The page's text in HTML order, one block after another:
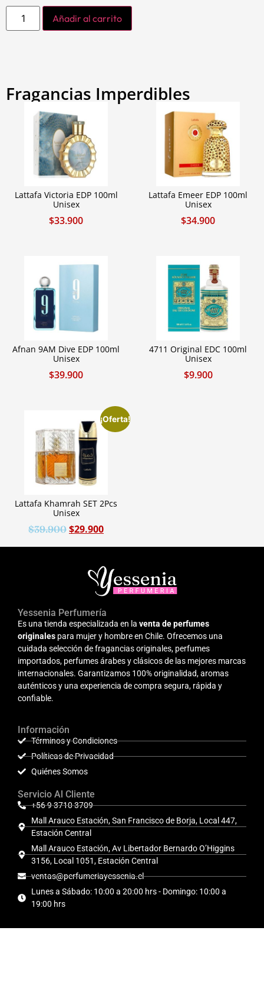
Añadir al carrito
Fragancias Imperdibles
Lattafa Victoria EDP 100ml
Unisex
$33.900
Lattafa Emeer EDP 100ml
Unisex
$34.900
Afnan 9AM Dive EDP 100ml
Unisex
$39.900
4711 Original EDC 100ml
Unisex
$9.900
¡Oferta!
Lattafa Khamrah SET 2Pcs
Unisex
$39.900 $29.900
Yessenia Perfumería
Es una tienda especializada en la venta de perfumes
originales para mujer y hombre en Chile. Ofrecemos una
cuidada selección de fragancias originales, perfumes
importados, perfumes árabes y clásicos de las mejores marcas
internacionales. Garantizamos 100% originalidad, aromas
auténticos y una experiencia de compra segura, rápida y
confiable.
Información
Términos y Condiciones
Políticas de Privacidad
Quiénes Somos
Servicio Al Cliente
+56 9 3710 3709
Mall Arauco Estación, San Francisco de Borja, Local 447,
Estación Central
Mall Arauco Estación, Av Libertador Bernardo O’Higgins
3156, Local 1051, Estación Central
ventas@perfumeriayessenia.cl
Lunes a Sábado: 10:00 a 20:00 hrs - Domingo: 10:00 a
19:00 hrs